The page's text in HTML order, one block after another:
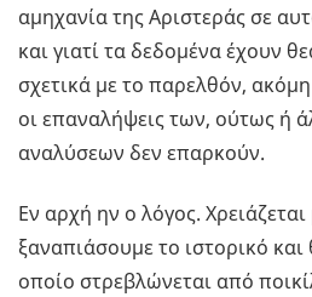
αμηχανία της Αριστεράς σε
και γιατί τα δεδομένα έχουν
σχετικά με το παρελθόν,
οι επαναλήψεις των, ούτως ή
αναλύσεων δεν επαρκούν.
Εν αρχή ην ο λόγος.
ξαναπιάσουμε το ιστορικό
οποίο στρεβλώνεται από